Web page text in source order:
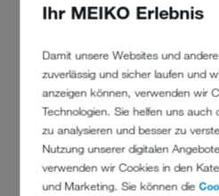
Ihr MEIKO Erlebnis
Damit unsere Websites und
zuverlässig und sicher laufen und
anzeigen können, verwenden wir
Technologien. Sie helfen uns auch
zu analysieren und besser zu
Nutzung unserer digitalen
verwenden wir Cookies in den
und Marketing. Sie können die
gehen. Mehr Anerkennung von
wäre wünschenswert. Auch wenn wir
kämpfen müssen, für andere da zu
mich an. Ich werde nie vergessen,
Brandeinsatz ein kleines Mädchen zu
Gummibärchen zu verteilen. Das
Dank.